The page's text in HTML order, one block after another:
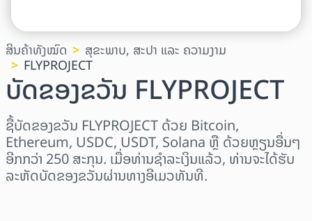
ສິນຄ້າທັງໝົດ ສຸຂະພາບ, ສະປາ ແລະ ຄວາມງາມ
FLYPROJECT
ບັດຂອງຂວັນ FLYPROJECT
ຊື້ບັດຂອງຂວັນ FLYPROJECT ດ້ວຍ Bitcoin,
Ethereum, USDC, USDT, Solana ຫຼື ດ້ວຍຫຼຽນອື່ນໆ
ອີກກວ່າ 250 ສະກຸນ. ເມື່ອທ່ານຊຳລະເງິນແລ້ວ, ທ່ານຈະໄດ້ຮັບ
ລະຫັດບັດຂອງຂວັນຜ່ານທາງອີເມວທັນທີ.